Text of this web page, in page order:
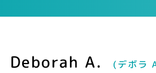
Deborah A. (デボラ